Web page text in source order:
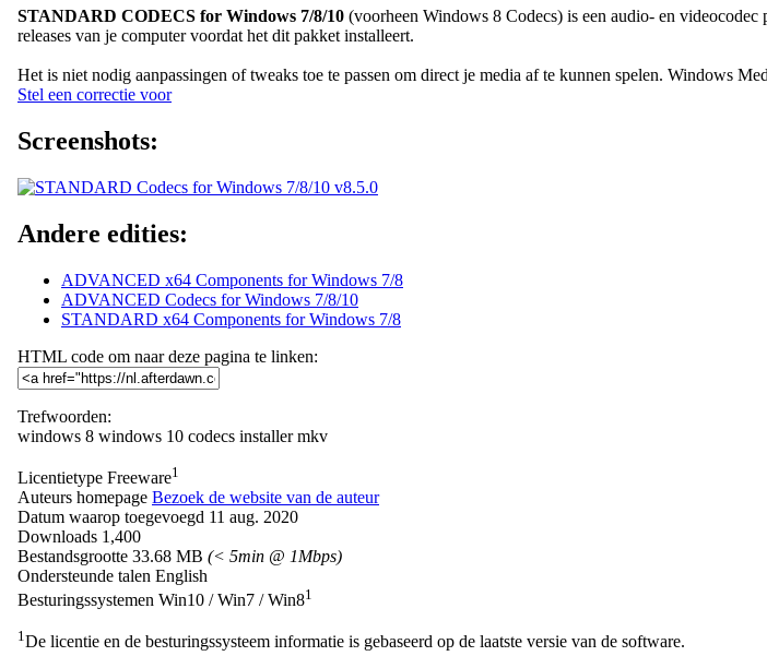
STANDARD CODECS for Windows 7/8/10 (voorheen Windows 8 Codecs) is een audio- en
releases van je computer voordat het dit pakket installeert.
Het is niet nodig aanpassingen of tweaks toe te passen om direct je media af te kunnen spelen. Windows
Stel een correctie voor
Screenshots:
Andere edities:
ADVANCED x64 Components for Windows 7/8
ADVANCED Codecs for Windows 7/8/10
STANDARD x64 Components for Windows 7/8
HTML code om naar deze pagina te linken:
Trefwoorden:
windows 8 windows 10 codecs installer mkv
Licentietype Freeware1
Auteurs homepage Bezoek de website van de auteur
Datum waarop toegevoegd 11 aug. 2020
Downloads 1,400
Bestandsgrootte 33.68 MB (< 5min @ 1Mbps)
Ondersteunde talen English
Besturingssystemen Win10 / Win7 / Win81
1De licentie en de besturingssysteem informatie is gebaseerd op de laatste versie van de software.